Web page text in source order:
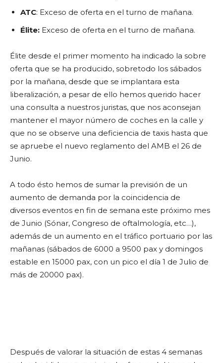
ATC: Exceso de oferta en el turno de mañana.
Élite: Exceso de oferta en el turno de mañana.
Élite desde el primer momento ha indicado la sobre
oferta que se ha producido, sobretodo los sábados
por la mañana, desde que se implantara esta
liberalización, a pesar de ello hemos querido hacer
una consulta a nuestros juristas, que nos aconsejan
mantener el mayor número de coches en la calle y
que no se observe una deficiencia de taxis hasta que
se apruebe el nuevo reglamento del AMB el 26 de
Junio.
A todo ésto hemos de sumar la previsión de un
aumento de demanda por la coincidencia de
diversos eventos en fin de semana este próximo mes
de Junio (Sónar, Congreso de oftalmología, etc…),
además de un aumento en el tráfico portuario por las
mañanas (sábados de 6000 a 9500 pax y domingos
estable en 15000 pax, con un pico el día 1 de Julio de
más de 20000 pax).
Después de valorar la situación de estas 4 semanas